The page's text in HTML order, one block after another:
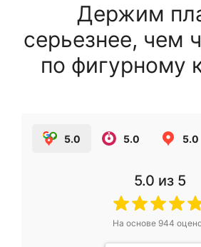
Держим
серьезнее, чем
по фигурному
5.0 5.0 5.0
5.0 из 5
На основе 944